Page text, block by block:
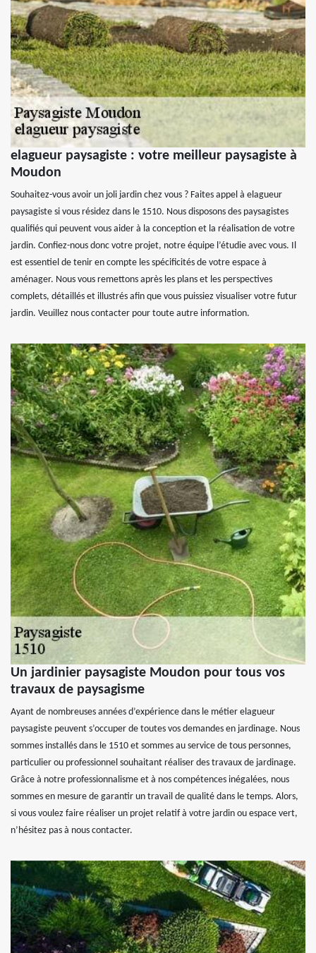
elagueur paysagiste : votre meilleur paysagiste à
Moudon
Souhaitez-vous avoir un joli jardin chez vous ? Faites appel à elagueur
paysagiste si vous résidez dans le 1510. Nous disposons des paysagistes
qualifiés qui peuvent vous aider à la conception et la réalisation de votre
jardin. Confiez-nous donc votre projet, notre équipe l’étudie avec vous. Il
est essentiel de tenir en compte les spécificités de votre espace à
aménager. Nous vous remettons après les plans et les perspectives
complets, détaillés et illustrés afin que vous puissiez visualiser votre futur
jardin. Veuillez nous contacter pour toute autre information.
Un jardinier paysagiste Moudon pour tous vos
travaux de paysagisme
Ayant de nombreuses années d’expérience dans le métier elagueur
paysagiste peuvent s’occuper de toutes vos demandes en jardinage. Nous
sommes installés dans le 1510 et sommes au service de tous personnes,
particulier ou professionnel souhaitant réaliser des travaux de jardinage.
Grâce à notre professionnalisme et à nos compétences inégalées, nous
sommes en mesure de garantir un travail de qualité dans le temps. Alors,
si vous voulez faire réaliser un projet relatif à votre jardin ou espace vert,
n’hésitez pas à nous contacter.